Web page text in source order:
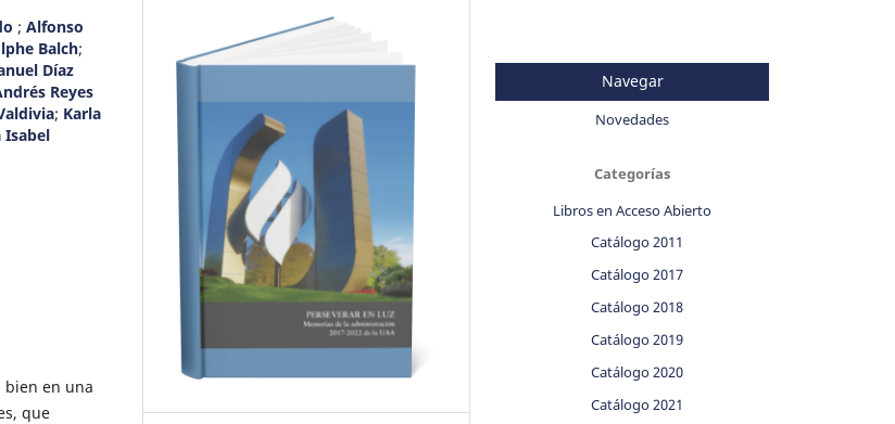
; Alfonso
Balch;
Díaz
Reyes
; Karla
Isabel
bien en una
que
Navegar
Novedades
Categorías
Libros en Acceso Abierto
Catálogo 2011
Catálogo 2017
Catálogo 2018
Catálogo 2019
Catálogo 2020
Catálogo 2021